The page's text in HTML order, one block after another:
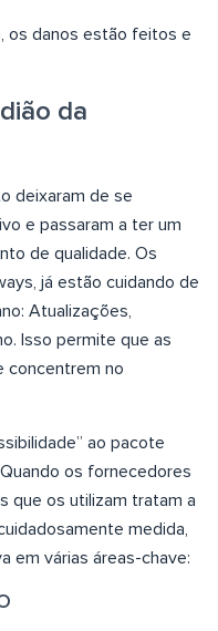
os danos estão feitos e
da
deixaram de se
e passaram a ter um
de qualidade. Os
já estão cuidando de
Atualizações,
Isso permite que as
concentrem no
ao pacote
os fornecedores
que os utilizam tratam a
medida,
em várias áreas-chave: